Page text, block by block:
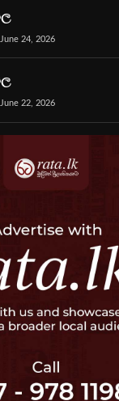
June 24, 2026
June 22, 2026